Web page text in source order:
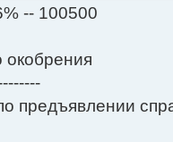
-- 100500
окобрения
предъявлении